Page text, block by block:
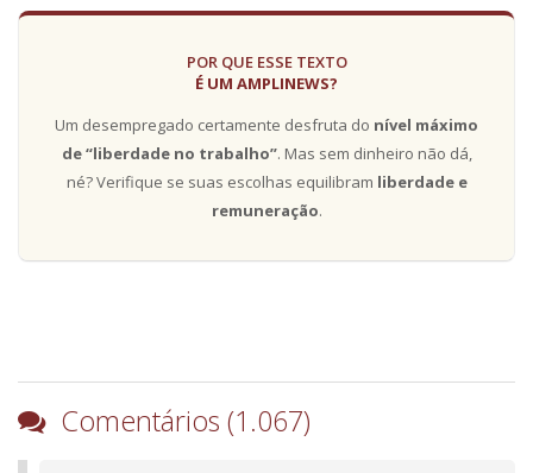
POR QUE ESSE TEXTO
É UM AMPLINEWS?
Um desempregado certamente desfruta do nível máximo
de “liberdade no trabalho”. Mas sem dinheiro não dá,
né? Verifique se suas escolhas equilibram liberdade e
remuneração.
Comentários (1.067)